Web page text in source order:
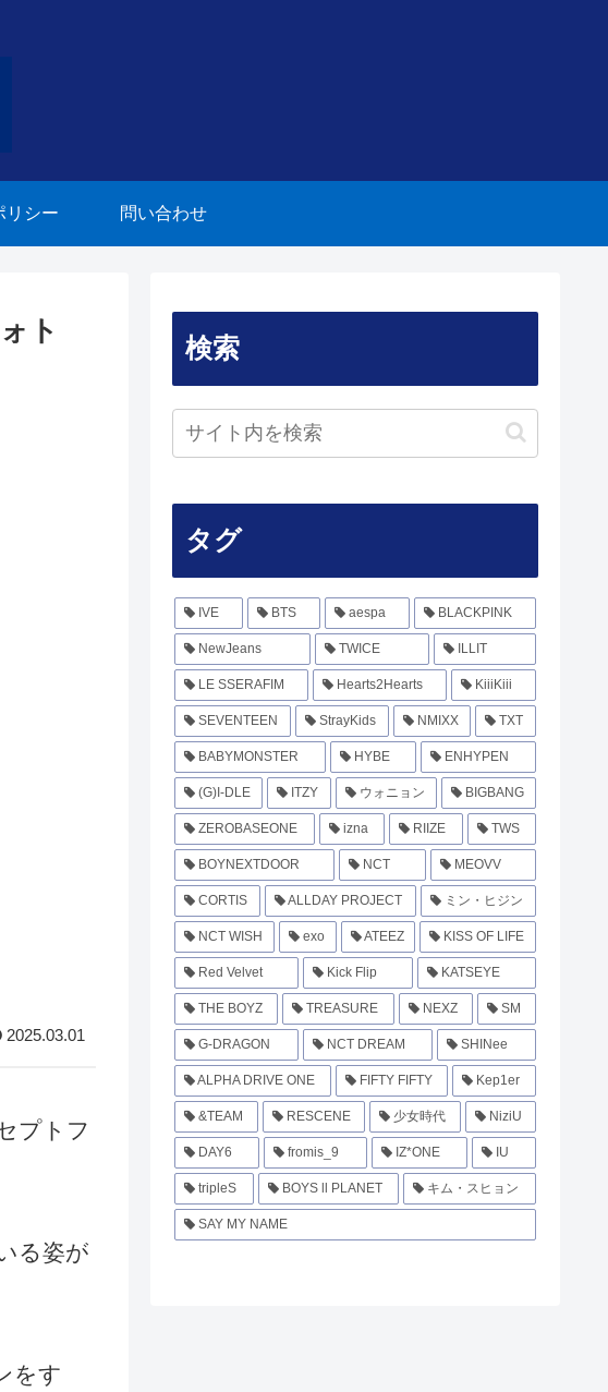
リシー 問い合わせ
ト
2025.03.01
プトフ
る姿が
をす
検索
タグ
IVE BTS aespa BLACKPINK
NewJeans TWICE ILLIT
LE SSERAFIM Hearts2Hearts KiiiKiii
SEVENTEEN StrayKids NMIXX TXT
BABYMONSTER HYBE ENHYPEN
(G)I-DLE ITZY ウォニョン BIGBANG
ZEROBASEONE izna RIIZE TWS
BOYNEXTDOOR NCT MEOVV
CORTIS ALLDAY PROJECT ミン・ヒジン
NCT WISH exo ATEEZ KISS OF LIFE
Red Velvet Kick Flip KATSEYE
THE BOYZ TREASURE NEXZ SM
G-DRAGON NCT DREAM SHINee
ALPHA DRIVE ONE FIFTY FIFTY Kep1er
&TEAM RESCENE 少女時代 NiziU
DAY6 fromis_9 IZ*ONE IU
tripleS BOYS ll PLANET キム・スヒョン
SAY MY NAME